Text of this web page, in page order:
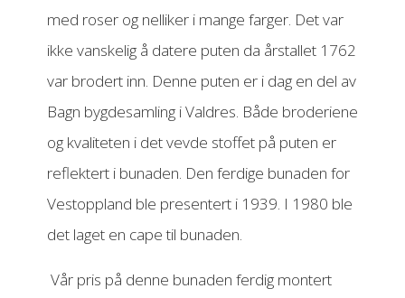
med roser og nelliker i mange farger. Det var
ikke vanskelig å datere puten da årstallet 1762
var brodert inn. Denne puten er i dag en del av
Bagn bygdesamling i Valdres. Både broderiene
og kvaliteten i det vevde stoffet på puten er
reflektert i bunaden. Den ferdige bunaden for
Vestoppland ble presentert i 1939. I 1980 ble
det laget en cape til bunaden.
Vår pris på denne bunaden ferdig montert